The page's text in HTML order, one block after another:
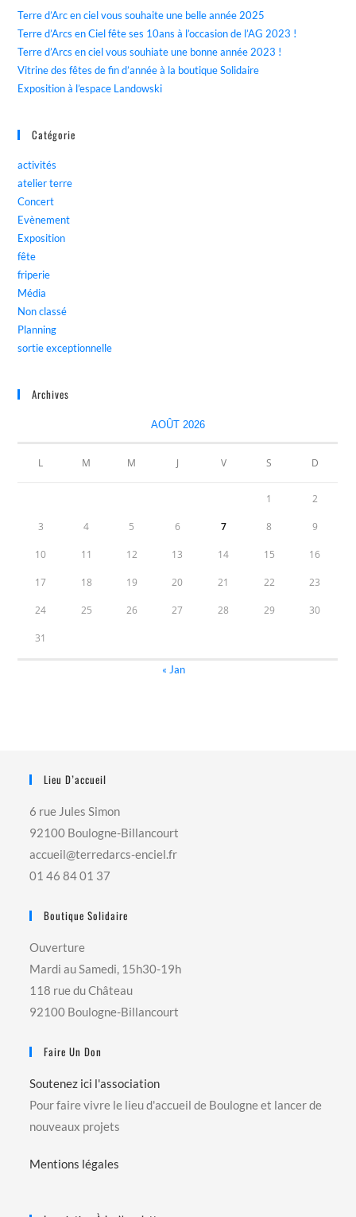
Terre d’Arc en ciel vous souhaite une belle année 2025
Terre d’Arcs en Ciel fête ses 10ans à l’occasion de l’AG 2023 !
Terre d’Arcs en ciel vous souhiate une bonne année 2023 !
Vitrine des fêtes de fin d’année à la boutique Solidaire
Exposition à l’espace Landowski
Catégorie
activités
atelier terre
Concert
Evènement
Exposition
fête
friperie
Média
Non classé
Planning
sortie exceptionnelle
Archives
AOÛT 2026
L M M J V S D
1 2
3 4 5 6 7 8 9
10 11 12 13 14 15 16
17 18 19 20 21 22 23
24 25 26 27 28 29 30
31
« Jan
Lieu D’accueil
6 rue Jules Simon
92100 Boulogne-Billancourt
accueil@terredarcs-enciel.fr
01 46 84 01 37
Boutique Solidaire
Ouverture
Mardi au Samedi, 15h30-19h
118 rue du Château
92100 Boulogne-Billancourt
Faire Un Don
Soutenez ici l'association
Pour faire vivre le lieu d'accueil de Boulogne et lancer de
nouveaux projets
Mentions légales